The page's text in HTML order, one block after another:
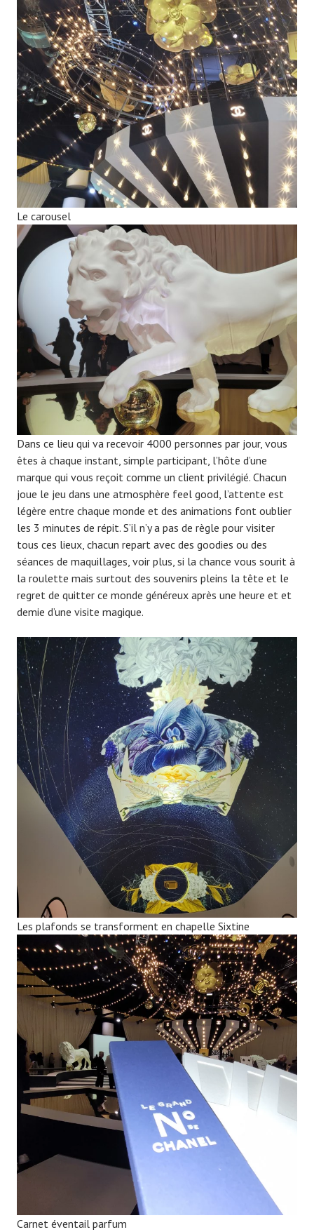
Le carousel
Dans ce lieu qui va recevoir 4000 personnes par jour, vous
êtes à chaque instant, simple participant, l’hôte d’une
marque qui vous reçoit comme un client privilégié. Chacun
joue le jeu dans une atmosphère feel good, l’attente est
légère entre chaque monde et des animations font oublier
les 3 minutes de répit. S’il n’y a pas de règle pour visiter
tous ces lieux, chacun repart avec des goodies ou des
séances de maquillages, voir plus, si la chance vous sourit à
la roulette mais surtout des souvenirs pleins la tête et le
regret de quitter ce monde généreux après une heure et et
demie d’une visite magique.
Les plafonds se transforment en chapelle Sixtine
Carnet éventail parfum